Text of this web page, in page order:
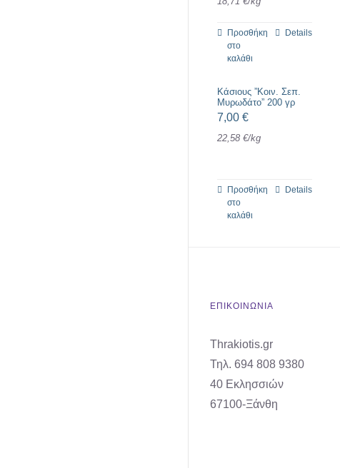
Προσθήκη
στο
καλάθι
Details
Κάσιους ”Κοιν. Σεπ.
Μυρωδάτο” 200 γρ
7,00 €
22,58 €/kg
Προσθήκη
στο
καλάθι
Details
ΕΠΙΚΟΙΝΩΝΙΑ
Thrakiotis.gr
Τηλ. 694 808 9380
40 Εκλησσιών
67100-Ξάνθη